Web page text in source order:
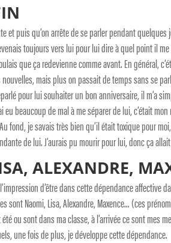
et puis qu’on arrête de se parler pendant
toujours vers lui pour lui dire à quel point il
que ça redevienne comme avant. En général,
mais plus on passait de temps sans se
pour lui souhaiter un bon anniversaire, il m’a
eu beaucoup de mal à me séparer de lui, c’était
fond, je savais très bien qu’il était toxique pour
de lui. J’aurais pu mourir pour lui, donc ça
ALEXANDRE,
d’être dans cette dépendance affective
sont Naomi, Lisa, Alexandre, Maxence… (ces
ou sont dans ma classe, à l’arrivée ce sont mes
une fois de plus, je développe cette dépendance.